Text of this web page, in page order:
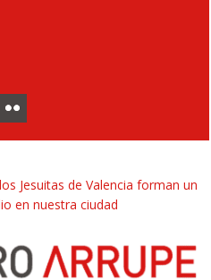
Jesuitas de Valencia forman un
en nuestra ciudad